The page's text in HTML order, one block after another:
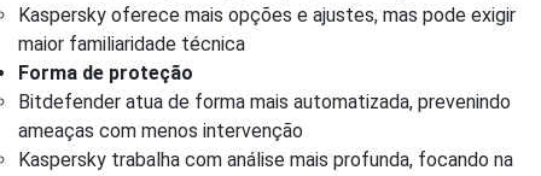
Kaspersky oferece mais opções e ajustes, mas pode exigir
maior familiaridade técnica
Forma de proteção
Bitdefender atua de forma mais automatizada, prevenindo
ameaças com menos intervenção
Kaspersky trabalha com análise mais profunda, focando na